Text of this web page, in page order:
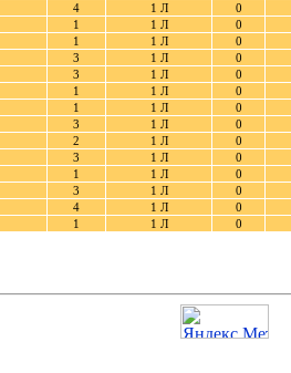
4 1 Л
0
1 1 Л
0
1 1 Л
0
3 1 Л
0
3 1 Л
0
1 1 Л
0
1 1 Л
0
3 1 Л
0
2 1 Л
0
3 1 Л
0
1 1 Л
0
3 1 Л
0
4 1 Л
0
1 1 Л 0